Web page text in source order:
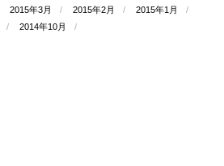
2015年3月 2015年2月
2015年1月
2014年10月